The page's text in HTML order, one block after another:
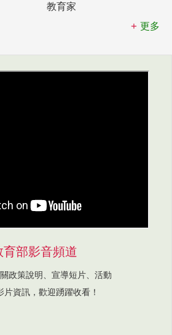
教育家
更多
育部影音頻道
政策說明、宣導短片、活動
片資訊，歡迎踴躍收看！